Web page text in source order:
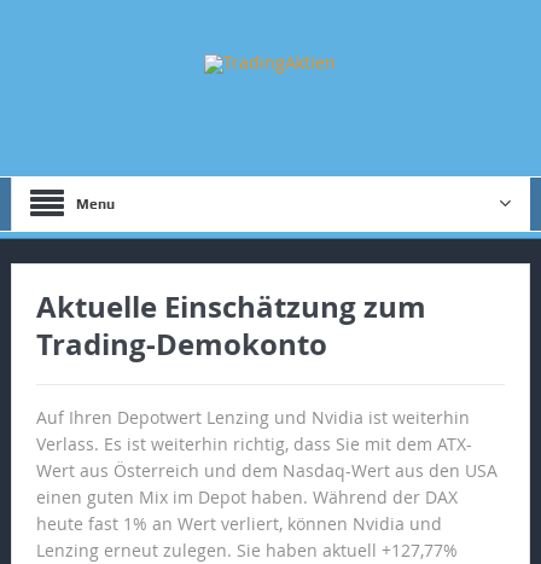
Menu
Aktuelle Einschätzung zum
Trading-Demokonto
Auf Ihren Depotwert Lenzing und Nvidia ist weiterhin
Verlass. Es ist weiterhin richtig, dass Sie mit dem ATX-
Wert aus Österreich und dem Nasdaq-Wert aus den USA
einen guten Mix im Depot haben. Während der DAX
heute fast 1% an Wert verliert, können Nvidia und
Lenzing erneut zulegen. Sie haben aktuell +127,77%